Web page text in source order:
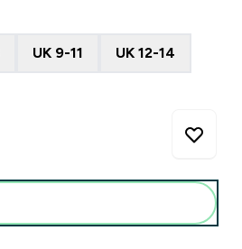
UK 9-11 UK 12-14